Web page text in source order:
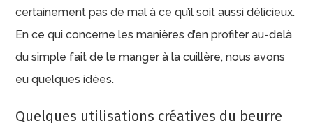
certainement pas de mal à ce qu’il soit aussi délicieux.
En ce qui concerne les manières d’en profiter au-delà
du simple fait de le manger à la cuillère, nous avons
eu quelques idées.
Quelques utilisations créatives du beurre